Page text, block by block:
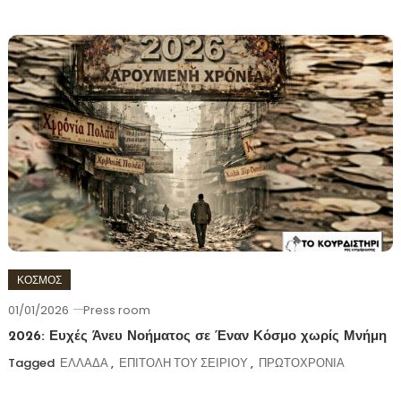
ΚΟΣΜΟΣ
01/01/2026 Press room
2026: Ευχές Άνευ Νοήματος σε Έναν Κόσμο χωρίς Μνήμη
Tagged ΕΛΛΑΔΑ, ΕΠΙΤΟΛΗ ΤΟΥ ΣΕΙΡΙΟΥ , ΠΡΩΤΟΧΡΟΝΙΑ